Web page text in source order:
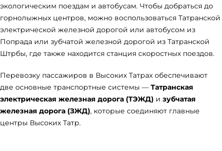
экологическим поездам и автобусам. Чтобы добраться до
горнолыжных центров, можно воспользоваться Татранской
электрической железной дорогой или автобусом из
Попрада или зубчатой железной дорогой из Татранской
Штрбы, где также находится станция скоростных поездов.
Перевозку пассажиров в Высоких Татрах обеспечивают
две основные транспортные системы — Татранская
электрическая железная дорога (ТЭЖД) и зубчатая
железная дорога (ЗЖД), которые соединяют главные
центры Высоких Татр.